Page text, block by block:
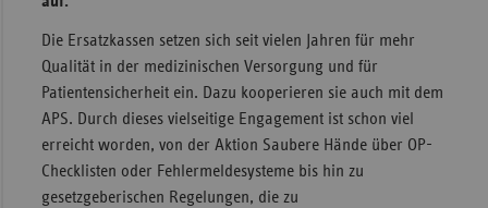
Die Ersatzkassen setzen sich seit vielen Jahren für mehr
Qualität in der medizinischen Versorgung und für
Patientensicherheit ein. Dazu kooperieren sie auch mit dem
APS. Durch dieses vielseitige Engagement ist schon viel
erreicht worden, von der Aktion Saubere Hände über OP-
Checklisten oder Fehlermeldesysteme bis hin zu
gesetzgeberischen Regelungen, die zu